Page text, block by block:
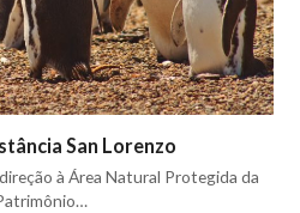
San Lorenzo
à Área Natural Protegida da